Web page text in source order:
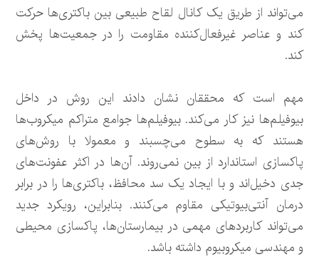
می‌تواند از طریق یک کانال لقاح طبیعی بین باکتری‌ها حرکت
کند و عناصر غیرفعال‌کننده مقاومت را در جمعیت‌ها پخش
کند.
مهم است که محققان نشان دادند این روش در داخل
بیوفیلم‌ها نیز کار می‌کند. بیوفیلم‌ها جوامع متراکم میکروب‌ها
هستند که به سطوح می‌چسبند و معمولا با روش‌های
پاکسازی استاندارد از بین نمی‌روند. آن‌ها در اکثر عفونت‌های
جدی دخیل‌اند و با ایجاد یک سد محافظ، باکتری‌ها را در برابر
درمان آنتی‌بیوتیکی مقاوم می‌کنند. بنابراین، رویکرد جدید
می‌تواند کاربردهای مهمی در بیمارستان‌ها، پاکسازی محیطی
و مهندسی میکروبیوم داشته باشد.